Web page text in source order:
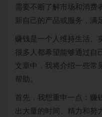
需要不断了解市场和消费
新自己的产品或服务，满
赚钱是一个人维持生活、
很多人都希望能够通过自
文章中，我将介绍一些常
帮助。
首先，我想重申一点：赚
出大量的时间、精力和努